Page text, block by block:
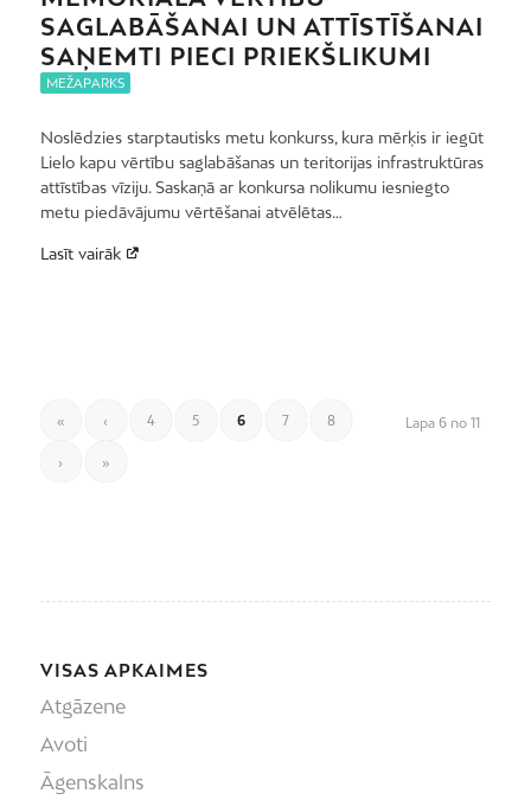
SAGLABĀŠANAI UN ATTĪSTĪŠANAI
SAŅEMTI PIECI PRIEKŠLIKUMI
MEŽAPARKS
Noslēdzies starptautisks metu konkurss, kura mērķis ir iegūt
Lielo kapu vērtību saglabāšanas un teritorijas infrastruktūras
attīstības vīziju. Saskaņā ar konkursa nolikumu iesniegto
metu piedāvājumu vērtēšanai atvēlētas…
Lasīt vairāk
Lapa 6 no 11
« ‹ 4 5 6 7 8
› »
VISAS APKAIMES
Atgāzene
Avoti
Āgenskalns